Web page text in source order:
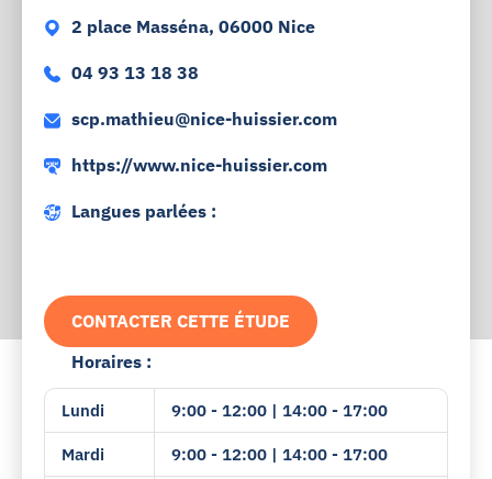
2 place Masséna, 06000 Nice
04 93 13 18 38
scp.mathieu@nice-huissier.com
https://www.nice-huissier.com
Langues parlées :
CONTACTER CETTE ÉTUDE
Horaires :
Lundi 9:00 - 12:00 | 14:00 - 17:00
Mardi 9:00 - 12:00 | 14:00 - 17:00